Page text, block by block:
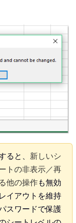
ると、 新しいシ
トの非表示／再
他の操作も無効
イアウトを維持
スワードで保護